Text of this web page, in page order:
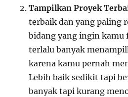
Tampilkan Proyek
terbaik dan yang paling
bidang yang ingin kamu
terlalu banyak
karena kamu pernah
Lebih baik sedikit tapi
banyak tapi kurang